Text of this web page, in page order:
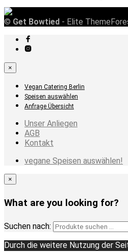
© Get Bowtied - Elite
×
Vegan Catering Berlin
Speisen auswählen
Anfrage Übersicht
Unser Anliegen
AGB
Kontakt
vegane Speisen auswählen!
×
What are you looking for?
Suchen nach:
Durch die weitere Nutzung der